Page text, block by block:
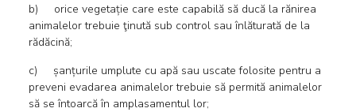
b) orice vegetație care este capabilă să ducă la rănirea
animalelor trebuie ţinută sub control sau înlăturată de la
rădăcină;
c) șanțurile umplute cu apă sau uscate folosite pentru a
preveni evadarea animalelor trebuie să permită animalelor
să se întoarcă în amplasamentul lor;